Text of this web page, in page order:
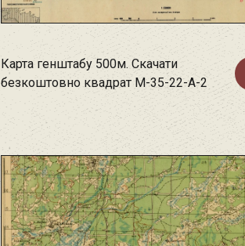
Карта генштабу 500м. Скачати
безкоштовно квадрат M-35-22-A-2